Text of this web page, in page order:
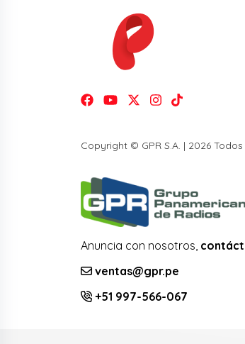
Copyright © GPR S.A. | 2026
Anuncia con nosotros,
ventas@gpr.pe
+51 997-566-067